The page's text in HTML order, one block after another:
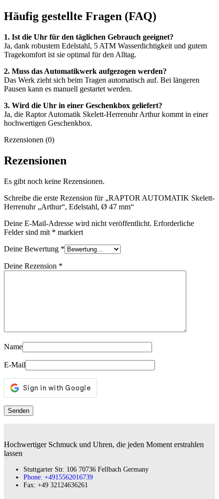
Häufig gestellte Fragen (FAQ)
1. Ist die Uhr für den täglichen Gebrauch geeignet?
Ja, dank robustem Edelstahl, 5 ATM Wasserdichtigkeit und gutem
Tragekomfort ist sie optimal für den Alltag.
2. Muss das Automatikwerk aufgezogen werden?
Das Werk zieht sich beim Tragen automatisch auf. Bei längeren
Pausen kann es manuell gestartet werden.
3. Wird die Uhr in einer Geschenkbox geliefert?
Ja, die Raptor Automatik Skelett-Herrenuhr Arthur kommt in einer
hochwertigen Geschenkbox.
Rezensionen (0)
Rezensionen
Es gibt noch keine Rezensionen.
Schreibe die erste Rezension für „RAPTOR AUTOMATIK Skelett-
Herrenuhr „Arthur“, Edelstahl, Ø 47 mm“
Deine E-Mail-Adresse wird nicht veröffentlicht. Erforderliche
Felder sind mit * markiert
Deine Bewertung *
Deine Rezension *
Name
E-Mail
Hochwertiger Schmuck und Uhren, die jeden Moment erstrahlen
lassen
Stuttgarter Str. 106 70736 Fellbach Germany
Phone: +4915562016739
Fax:‪ +49 32124636261